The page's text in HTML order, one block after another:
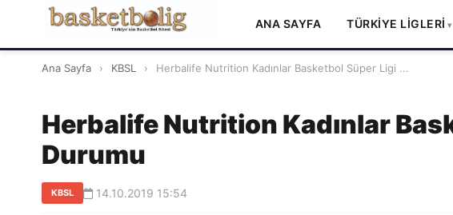
ANA SAYFA TÜRKİYE LİGLERİ
Ana Sayfa › KBSL › Herbalife Nutrition Kadınlar Basketbol Süper Ligi ...
Herbalife Nutrition Kadınlar
Durumu
KBSL 14.10.2019 15:54